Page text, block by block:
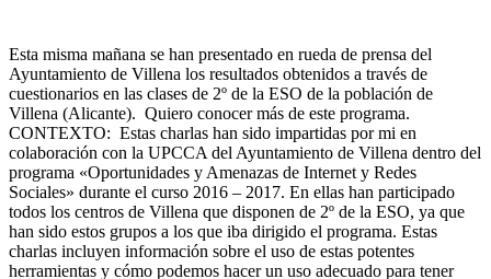
Esta misma mañana se han presentado en rueda de prensa del
Ayuntamiento de Villena los resultados obtenidos a través de
cuestionarios en las clases de 2º de la ESO de la población de
Villena (Alicante). Quiero conocer más de este programa.
CONTEXTO: Estas charlas han sido impartidas por mi en
colaboración con la UPCCA del Ayuntamiento de Villena dentro del
programa «Oportunidades y Amenazas de Internet y Redes
Sociales» durante el curso 2016 – 2017. En ellas han participado
todos los centros de Villena que disponen de 2º de la ESO, ya que
han sido estos grupos a los que iba dirigido el programa. Estas
charlas incluyen información sobre el uso de estas potentes
herramientas y cómo podemos hacer un uso adecuado para tener